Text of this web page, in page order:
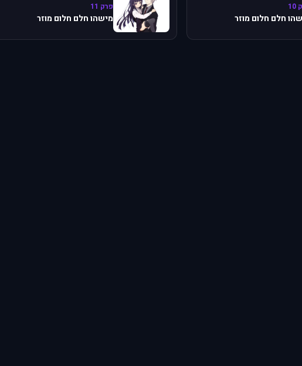
חלם חלום מוזר
פרק 11
מישהו חלם חלום מוזר